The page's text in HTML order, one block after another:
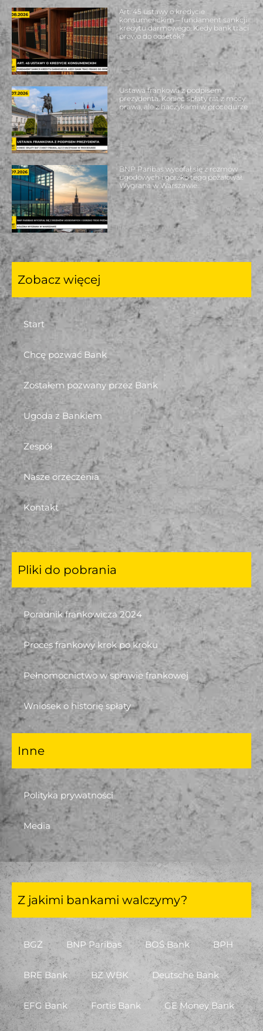
Art. 45 ustawy o kredycie
konsumenckim – fundament sankcji
kredytu darmowego. Kiedy bank traci
prawo do odsetek?
Ustawa frankowa z podpisem
prezydenta. Koniec spłaty rat z mocy
prawa, ale z haczykami w procedurze
BNP Paribas wycofał się z rozmów
ugodowych i gorzko tego pożałował.
Wygrana w Warszawie.
Zobacz więcej
Start
Chcę pozwać Bank
Zostałem pozwany przez Bank
Ugoda z Bankiem
Zespół
Nasze orzeczenia
Kontakt
Pliki do pobrania
Poradnik frankowicza 2024
Proces frankowy krok po kroku
Pełnomocnictwo w sprawie frankowej
Wniosek o historię spłaty
Inne
Polityka prywatności
Media
Z jakimi bankami walczymy?
BGŻ BNP Paribas BOŚ Bank BPH
BRE Bank BZ WBK Deutsche Bank
EFG Bank Fortis Bank GE Money Bank